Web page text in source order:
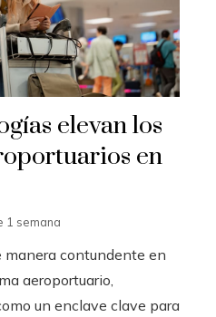
elevan los
en
1 semana
manera contundente en
aeroportuario,
un enclave clave para